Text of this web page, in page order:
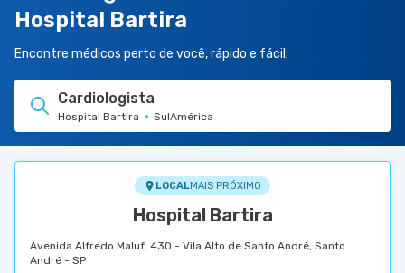
HOSPITAIS
TUASAUDE.COM
Hospital Bartira
Encontre médicos perto de você, rápido e fácil:
Cardiologista
Hospital Bartira SulAmérica
LOCALMAIS PRÓXIMO
Hospital Bartira
Avenida Alfredo Maluf, 430 - Vila Alto de Santo André, Santo
André - SP